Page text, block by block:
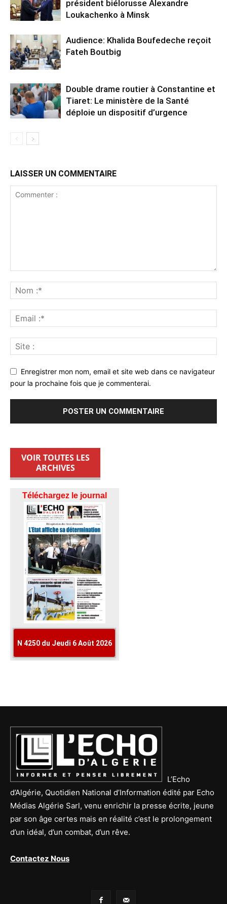
président biélorusse Alexandre
Loukachenko à Minsk
Audience: Khalida Boufedeche reçoit
Fateh Boutbig
Double drame routier à Constantine et
Tiaret: Le ministère de la Santé
déploie un dispositif d’urgence
LAISSER UN COMMENTAIRE
Enregistrer mon nom, email et site web dans ce navigateur
pour la prochaine fois que je commenterai.
VOIR TOUTES LES
ARCHIVES
L’Echo
d’Algérie, Quotidien National d’Information édité par Echo
Médias Algérie Sarl, venu enrichir la presse écrite, jeune
par son âge certes mais en réalité c’est le prolongement
d’un idéal, d’un combat, d’un rêve.
Contactez Nous